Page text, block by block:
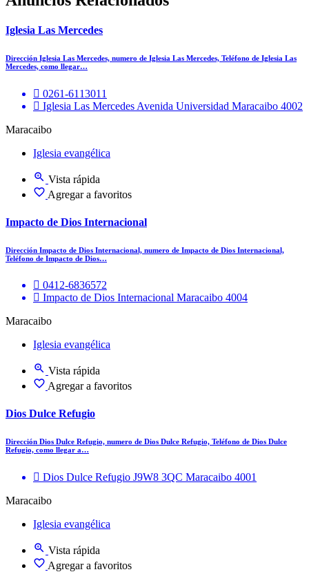
Iglesia Las Mercedes
Dirección Iglesia Las Mercedes, numero de Iglesia Las Mercedes, Teléfono de Iglesia Las
Mercedes, como llegar…
0261-6113011
Iglesia Las Mercedes Avenida Universidad Maracaibo 4002
Maracaibo
Iglesia evangélica
Vista rápida
Agregar a favoritos
Impacto de Dios Internacional
Dirección Impacto de Dios Internacional, numero de Impacto de Dios Internacional,
Teléfono de Impacto de Dios…
0412-6836572
Impacto de Dios Internacional Maracaibo 4004
Maracaibo
Iglesia evangélica
Vista rápida
Agregar a favoritos
Dios Dulce Refugio
Dirección Dios Dulce Refugio, numero de Dios Dulce Refugio, Teléfono de Dios Dulce
Refugio, como llegar a…
Dios Dulce Refugio J9W8 3QC Maracaibo 4001
Maracaibo
Iglesia evangélica
Vista rápida
Agregar a favoritos